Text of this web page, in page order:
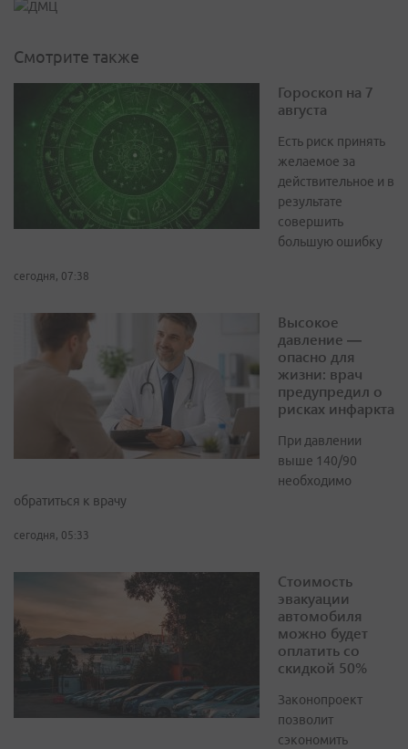
Смотрите также
Гороскоп на 7
августа
Есть риск принять
желаемое за
действительное и в
результате
совершить
большую ошибку
сегодня, 07:38
Высокое
давление —
опасно для
жизни: врач
предупредил о
рисках инфаркта
При давлении
выше 140/90
необходимо
обратиться к врачу
сегодня, 05:33
Стоимость
эвакуации
автомобиля
можно будет
оплатить со
скидкой 50%
Законопроект
позволит
сэкономить